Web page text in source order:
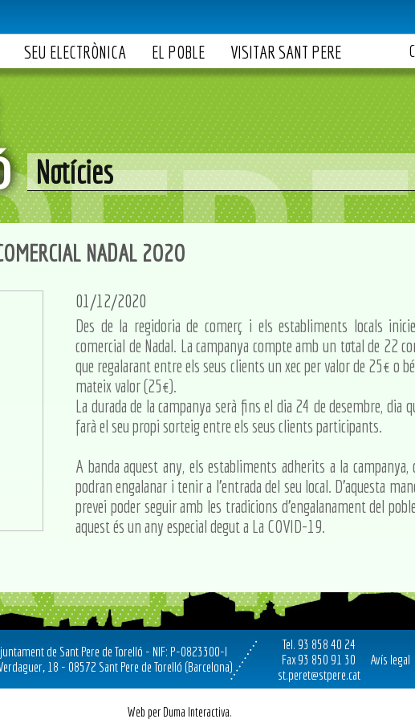
SEU ELECTRÒNICA EL POBLE VISITAR SANT PERE
Notícies
NADAL 2O2O
01/12/2020
Des de la regidoria de comerç i els establiments locals
comercial de Nadal. La campanya compte amb un total de 22
que regalarant entre els seus clients un xec per valor de 25€ o
mateix valor (25€).
La durada de la campanya serà fins el dia 24 de desembre, dia
farà el seu propi sorteig entre els seus clients participants.
A banda aquest any, els establiments adherits a la
podran engalanar i tenir a l'entrada del seu local. D'aquesta
prevei poder seguir amb les tradicions d'engalanament del
aquest és un any especial degut a La COVID-19.
de Sant Pere de Torelló - NIF: P-0823300-I
18 - 08572 Sant Pere de Torelló (Barcelona)
Tel. 93 858 40 24
Fax 93 850 91 30
st.peret@stpere.cat
Avís legal
Web per Duma Interactiva.